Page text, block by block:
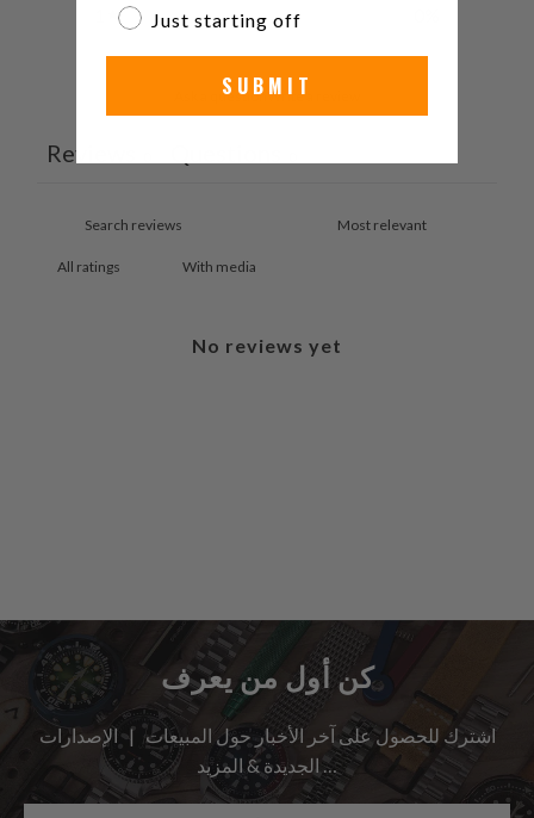
Ask a question Write a review
Reviews
With media
No reviews yet
كن أول من يعرف
اشترك للحصول على آخر الأخبار حول المبيعات | الإصدارات
الجديدة & المزيد …
Just starting off
SUBMIT